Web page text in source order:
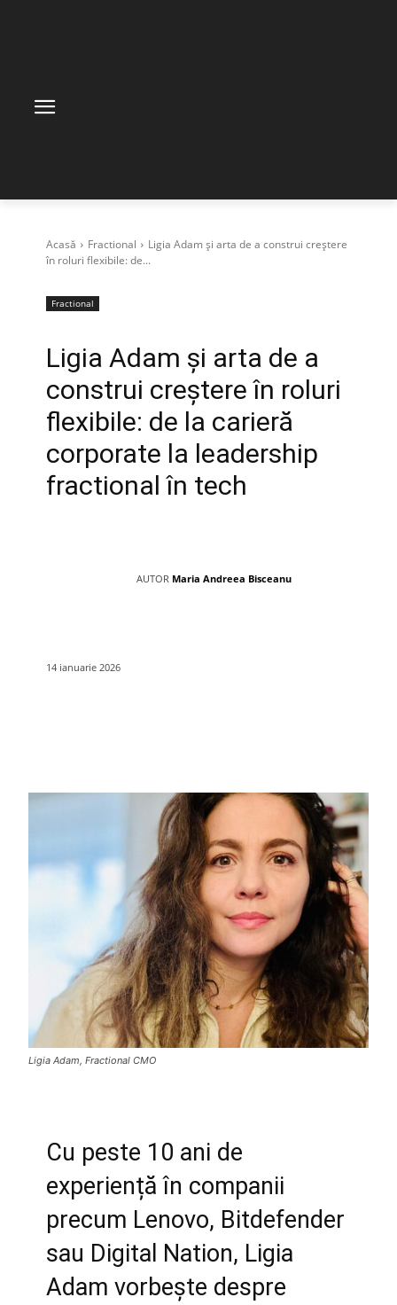
Acasă Fractional
Ligia Adam și arta de a construi creștere
în roluri flexibile: de...
Fractional
Ligia Adam și arta de a
construi creștere în roluri
flexibile: de la carieră
corporate la leadership
fractional în tech
AUTOR Maria Andreea Bisceanu
14 ianuarie 2026
Ligia Adam, Fractional CMO
Cu peste 10 ani de
experiență în companii
precum Lenovo, Bitdefender
sau Digital Nation, Ligia
Adam vorbește despre